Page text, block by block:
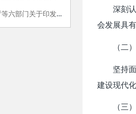
深刻
会发展具
（二
坚持
建设现代
（三
福建省教育厅等六部门关于印发《福建省高职扩招专项工作实施方案》的通知